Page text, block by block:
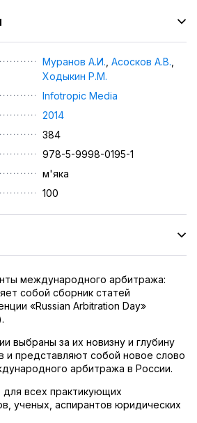
Муранов А.И. Асосков А.В.
Ходыкин Р.М.
Infotropic Media
2014
384
978-5-9998-0195-1
м'яка
100
международного арбитража:
собой сборник статей
«Russian Arbitration Day»
выбраны за их новизну и глубину
и представляют собой новое слово
арбитража в России.
для всех практикующих
ученых, аспирантов юридических